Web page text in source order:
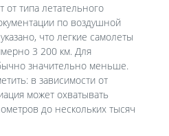
от типа летательного
по воздушной
что легкие самолеты
3 200 км. Для
значительно меньше.
в зависимости от
может охватывать
до нескольких тысяч